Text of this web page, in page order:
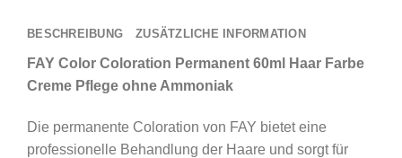
BESCHREIBUNG ZUSÄTZLICHE INFORMATION
FAY Color Coloration Permanent 60ml Haar Farbe
Creme Pflege ohne Ammoniak
Die permanente Coloration von FAY bietet eine
professionelle Behandlung der Haare und sorgt für